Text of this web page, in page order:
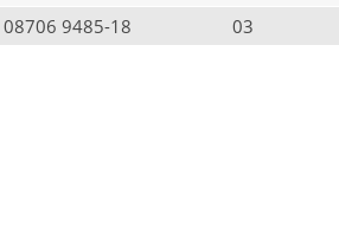
08706 9485-18 03